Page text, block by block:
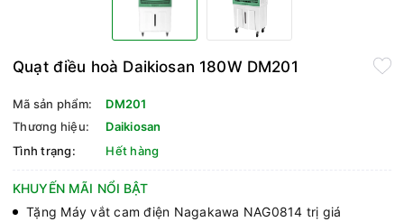
Quạt điều hoà Daikiosan 180W DM201
Mã sản phẩm:
DM201
Thương hiệu:
Daikiosan
Tình trạng:
Hết hàng
KHUYẾN MÃI NỔI BẬT
Tặng Máy vắt cam điện Nagakawa NAG0814 trị giá